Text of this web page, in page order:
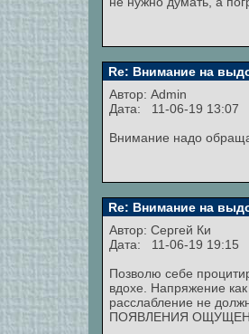
Re: Внимание на
Автор: Admin
Дата: 11-06-19 13:07
Внимание надо
Re: Внимание на
Автор: Сергей Ки
Дата: 11-06-19 19:15
Позволю себе
вдохе. Напряжение
расслабление не
ПОЯВЛЕНИЯ